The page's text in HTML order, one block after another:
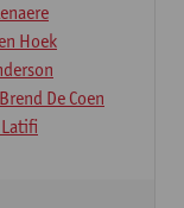
Hoek
Brend De Coen